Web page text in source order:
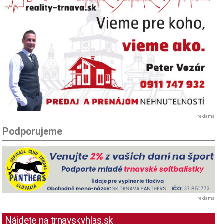
reklama
Podporujeme
reklama
Nájdete na trnavskyhlas.sk